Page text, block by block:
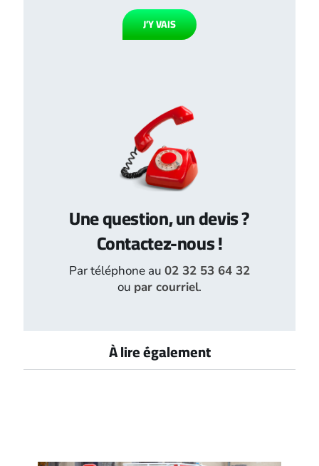
J’Y VAIS
Une question, un devis ?
Contactez-nous !
Par téléphone au 02 32 53 64 32
ou par courriel.
À lire également